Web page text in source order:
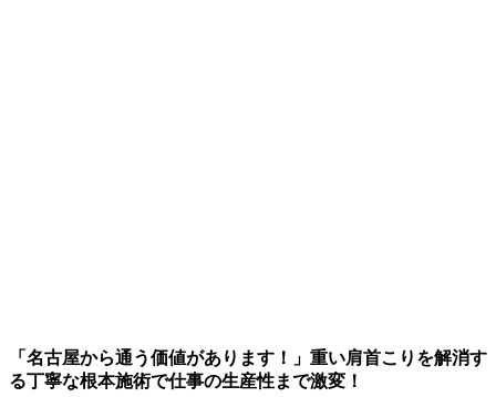
「名古屋から通う価値があります！」重い肩首こりを解消す
る丁寧な根本施術で仕事の生産性まで激変！